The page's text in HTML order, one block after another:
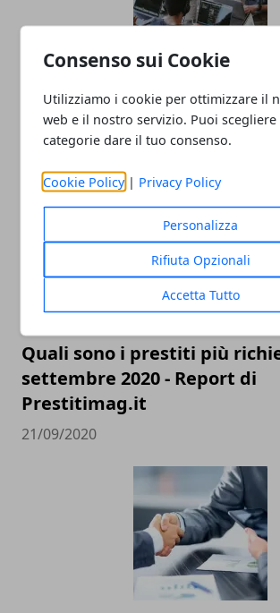
Consenso sui Cookie
Utilizziamo i cookie per ottimizzare il
web e il nostro servizio. Puoi scegliere
categorie dare il tuo consenso.
Cookie Policy | Privacy Policy
Personalizza
Rifiuta Opzionali
Accetta Tutto
L'importanza del team
se sei un freelance
Quali sono i prestiti più
settembre 2020 - Report di
Prestitimag.it
21/09/2020